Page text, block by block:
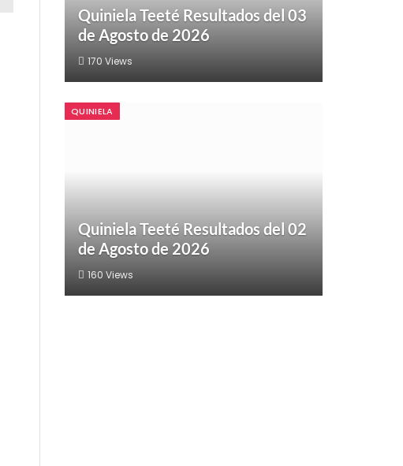
Quiniela Teeté Resultados del 03
de Agosto de 2026
170 Views
QUINIELA
Quiniela Teeté Resultados del 02
de Agosto de 2026
160 Views